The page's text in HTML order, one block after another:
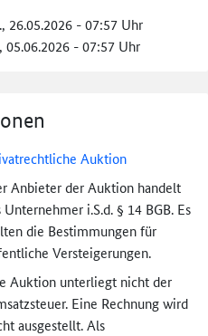
26.05.2026 - 07:57 Uhr
05.06.2026 - 07:57 Uhr
Auktion
Anbieter der Auktion handelt
Unternehmer i.S.d. § 14 BGB. Es
die Bestimmungen für
Versteigerungen.
Auktion unterliegt nicht der
Eine Rechnung wird
ausgestellt. Als